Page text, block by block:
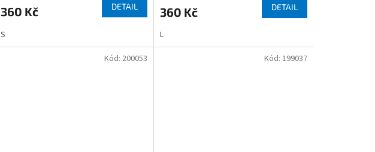
360 Kč DETAIL
S
360 Kč DETAIL
L
Kód: 200053 Kód: 199037